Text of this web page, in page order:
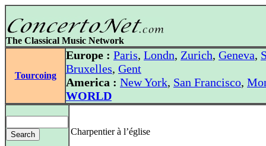
The Classical Music Network
Tourcoing
Europe : Paris, Londn, Zurich, Geneva,
Bruxelles, Gent
America : New York, San Francisco,
WORLD
Charpentier à l’église